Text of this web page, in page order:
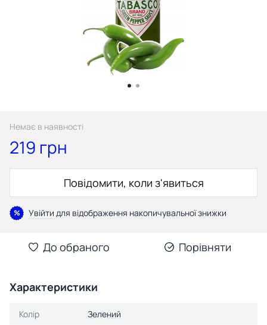
Немає в наявності
219 грн
Повідомити, коли з'явиться
% Увійти для відображення накопичувальної знижки
До обраного Порівняти
Характеристики
Колір
Зелений